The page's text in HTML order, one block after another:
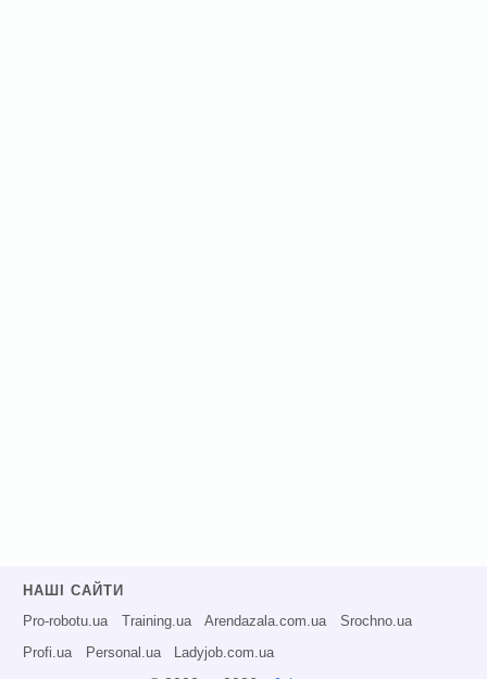
НАШІ САЙТИ
Pro-robotu.ua Training.ua Arendazala.com.ua Srochno.ua
Profi.ua Personal.ua Ladyjob.com.ua